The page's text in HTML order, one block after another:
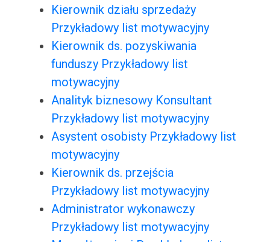
Kierownik działu sprzedaży
Przykładowy list motywacyjny
Kierownik ds. pozyskiwania
funduszy Przykładowy list
motywacyjny
Analityk biznesowy Konsultant
Przykładowy list motywacyjny
Asystent osobisty Przykładowy list
motywacyjny
Kierownik ds. przejścia
Przykładowy list motywacyjny
Administrator wykonawczy
Przykładowy list motywacyjny